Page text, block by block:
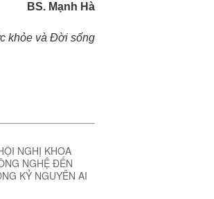
BS. Mạnh Hà
khỏe và Đời sống
NGHỊ KHOA
NGHỆ ĐẾN
KỶ NGUYÊN AI